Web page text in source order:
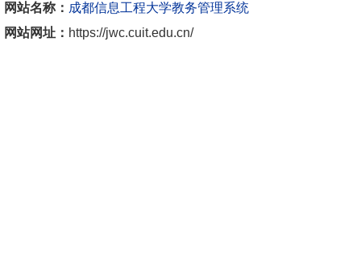
网站名称： 成都信息工程大学教务管理系统
网站网址： https://jwc.cuit.edu.cn/